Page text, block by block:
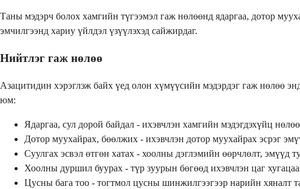
Таны мэдэрч болох хамгийн түгээмэл гаж нөлөөнд ядаргаа, дотор
эмчилгээнд хариу үйлдэл үзүүлэхэд сайжирдаг.
Нийтлэг гаж нөлөө
Азацитидин хэрэглэж байх үед олон хүмүүсийн мэдэрдэг гаж нөлөө
юм:
Ядаргаа, сул дорой байдал - ихэвчлэн хамгийн мэдэгдэхүйц нөлөө
Дотор муухайрах, бөөлжих - ихэвчлэн дотор муухайрах эсрэг
Суулгах эсвэл өтгөн хатах - хоолны дэглэмийн өөрчлөлт, эмүүд
Хоолны дуршил буурах - түр зуурын бөгөөд ихэвчлэн цаг
Цусны бага тоо - тогтмол цусны шинжилгээгээр нарийн хяналт